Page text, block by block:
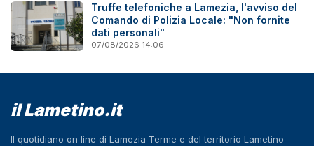
Truffe telefoniche a Lamezia, l'avviso del
Comando di Polizia Locale: "Non fornite
dati personali"
07/08/2026 14:06
il Lametino.it
Il quotidiano on line di Lamezia Terme e del territorio Lametino